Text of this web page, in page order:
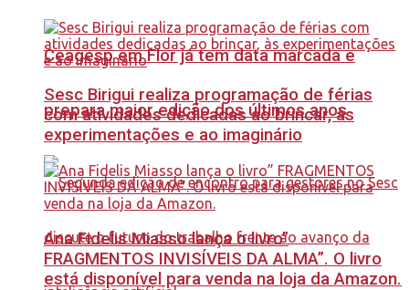
Ceagesp em Flor já tem data marcada e
prepara maior edição dos últimos anos
Sesc Birigui realiza programação de férias
com atividades dedicadas ao brincar, às
experimentações e ao imaginário
Ana Fidelis Miasso lança o livro”
FRAGMENTOS INVISÍVEIS DA ALMA”. O livro
está disponível para venda na loja da Amazon.